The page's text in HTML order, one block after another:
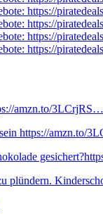
https://
https://
https://
https://
amzn.to/3LCrjRS…
https://amzn.to/
plündern.